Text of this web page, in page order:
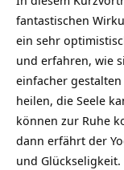
fantastischen
ein sehr
und erfahren, wie
einfacher
heilen, die Seele
können zur Ruhe
dann erfährt der
und Glückseligkeit.